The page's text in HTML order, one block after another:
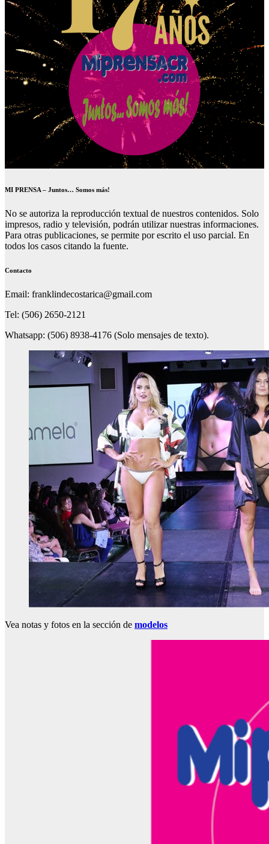
MI PRENSA – Juntos… Somos más!
No se autoriza la reproducción textual de nuestros contenidos. Solo
impresos, radio y televisión, podrán utilizar nuestras informaciones.
Para otras publicaciones, se permite por escrito el uso parcial. En
todos los casos citando la fuente.
Contacto
Email: franklindecostarica@gmail.com
Tel: (506) 2650-2121
Whatsapp: (506) 8938-4176 (Solo mensajes de texto).
Vea notas y fotos en la sección de modelos